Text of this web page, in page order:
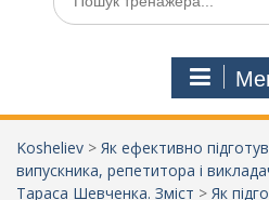
Kosheliev > Як ефективно
випускника, репетитора і
Тараса Шевченка. Зміст > Як